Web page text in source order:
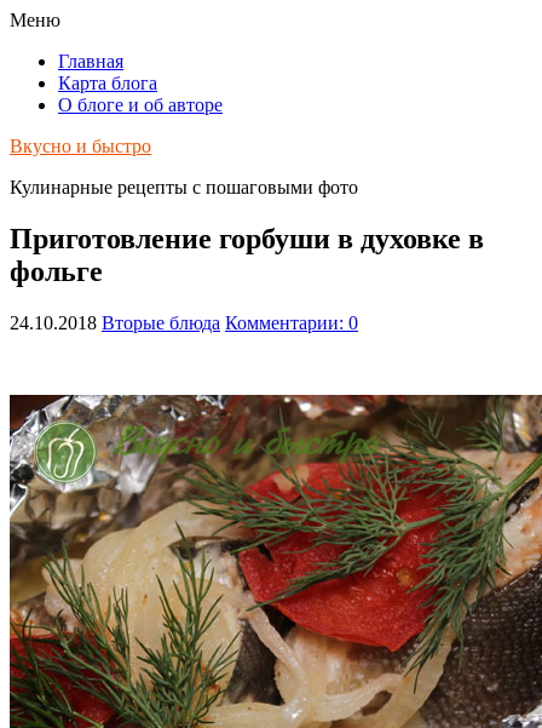
Меню
Главная
Карта блога
О блоге и об авторе
Вкусно и быстро
Кулинарные рецепты с пошаговыми фото
Приготовление горбуши в духовке в
фольге
24.10.2018 Вторые блюда Комментарии: 0